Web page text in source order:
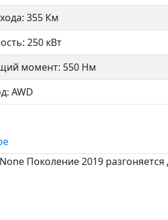
355 Км
250 кВт
момент: 550 Нм
AWD
Поколение 2019 разгоняется